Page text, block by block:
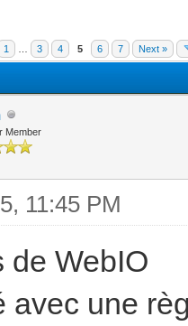
1 3 4 5 6 7 Next »
Member
11:45 PM
de WebIO
avec une